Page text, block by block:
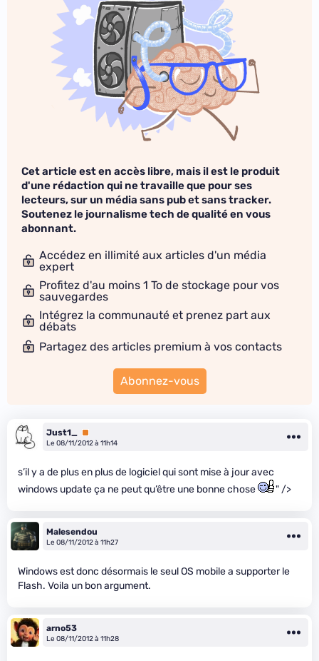
Cet article est en accès libre, mais il est le produit
d'une rédaction qui ne travaille que pour ses
lecteurs, sur un média sans pub et sans tracker.
Soutenez le journalisme tech de qualité en vous
abonnant.
Accédez en illimité aux articles d'un média
expert
Profitez d'au moins 1 To de stockage pour vos
sauvegardes
Intégrez la communauté et prenez part aux
débats
Partagez des articles premium à vos contacts
Abonnez-vous
Just1_ Premium
Le 08/11/2012 à 11h14
s’il y a de plus en plus de logiciel qui sont mise à jour avec
windows update ça ne peut qu’être une bonne chose
" />
Malesendou
Le 08/11/2012 à 11h27
Windows est donc désormais le seul OS mobile a supporter le
Flash. Voila un bon argument.
arno53
Le 08/11/2012 à 11h28